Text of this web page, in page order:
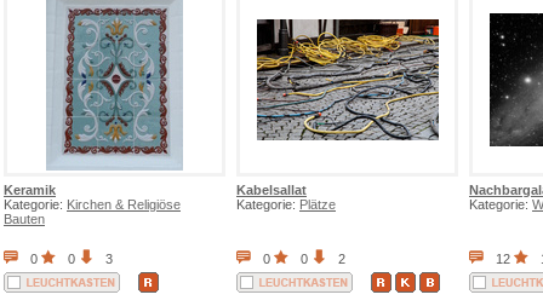
Keramik
Kategorie: Kirchen & Religiöse
Bauten
0 0 3
Kabelsallat
Kategorie: Plätze
0 0 2
Kategorie:
12